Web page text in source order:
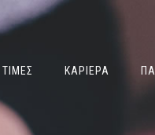
ΤΙΜΕΣ ΚΑΡΙΕΡΑ